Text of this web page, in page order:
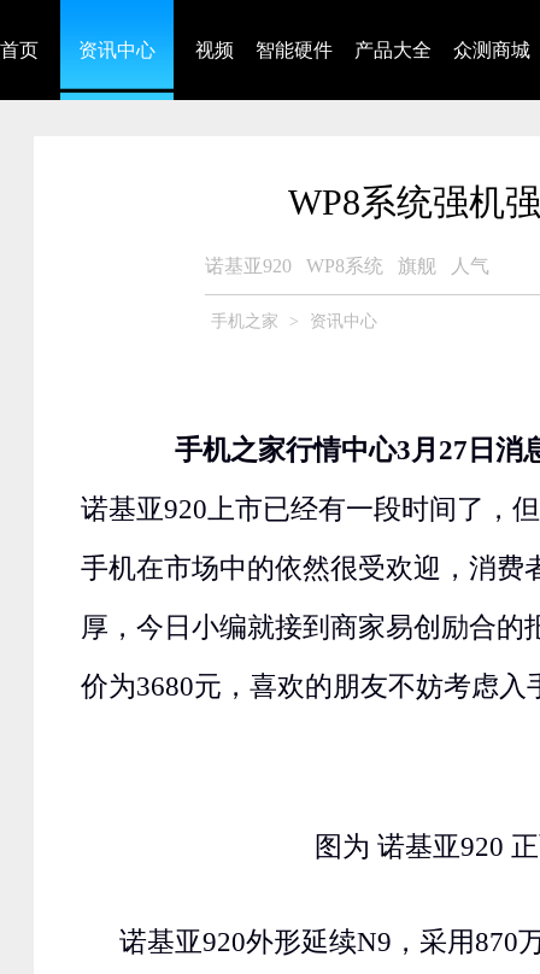
首页 资讯中心 视频 智能硬件 产品大全 众测商城
WP8系统强机
诺基亚920 WP8系统 旗舰 人气
手机之家 > 资讯中心
手机之家行情中心3月27日
诺基亚920上市已经有一段时间了，
手机在市场中的依然很受欢迎，消费
厚，今日小编就接到商家易创励合的
价为3680元，喜欢的朋友不妨考虑入
图为 诺基亚920
诺基亚920外形延续N9，采用870